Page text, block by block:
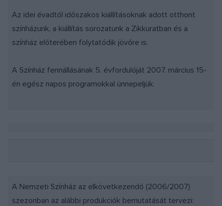
Az idei évadtól időszakos kiállításoknak adott otthont
színházunk, a kiállítás sorozatunk a Zikkuratban és a
színház előterében folytatódik jövőre is.
A Színház fennállásának 5. évfordulóját 2007. március 15-
én egész napos programokkal ünnepeljük.
A Nemzeti Színház az elkövetkezendő (2006/2007)
szezonban az alábbi produkciók bemutatását tervezi: